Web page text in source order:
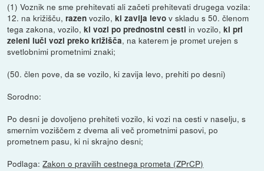
(1) Voznik ne sme prehitevati ali začeti prehitevati drugega vozila:
12. na križišču,razenvozilo,ki zavija levo v skladu s 50. členom
tega zakona, vozilo,ki vozi po prednostni cesti in vozilo,ki pri
zeleni luči vozi preko križišča, na katerem je promet urejen s
svetlobnimi prometnimi znaki;
(50. člen pove, da se vozilo, ki zavija levo, prehiti po desni)
Sorodno:
Po desni je dovoljeno prehiteti vozilo, ki vozi na cesti v naselju, s
smernim voziščem z dvema ali več prometnimi pasovi, po
prometnem pasu, ki ni skrajno desni;
Podlaga:Zakon o pravilih cestnega prometa (ZPrCP)